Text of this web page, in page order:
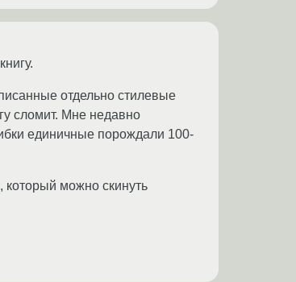
отдельно стилевые
сломит. Мне недавно
единичные порождали 100-
можно скинуть